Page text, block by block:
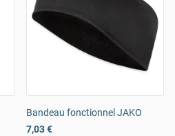
Bandeau fonctionnel JAKO
7,03 €